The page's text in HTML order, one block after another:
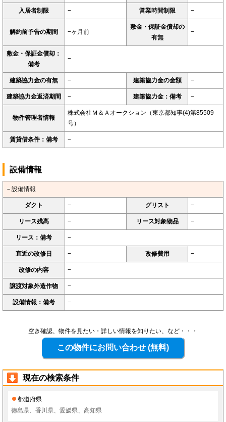
入居者制限 − 営業時間制限 −
解約前予告の期間 −ヶ月前
敷金・保証金償却の
有無
−
敷金・保証金償却：
備考
−
建築協力金の有無 − 建築協力金の金額 −
建築協力金返済期間 − 建築協力金：備考 −
物件管理者情報
株式会社Ｍ＆Ａオークション（東京都知事(4)第85509
号）
賃貸借条件：備考 −
設備情報
－設備情報
ダクト − グリスト −
リース残高 − リース対象物品 −
リース：備考 −
直近の改修日 − 改修費用 −
改修の内容 −
譲渡対象外造作物 −
設備情報：備考 −
空き確認、物件を見たい・詳しい情報を知りたい、など・・・
現在の検索条件
都道府県
徳島県、香川県、愛媛県、高知県